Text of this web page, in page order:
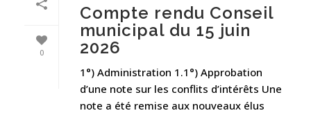
0
Compte rendu Conseil
municipal du 15 juin
2026
1°) Administration 1.1°) Approbation
d’une note sur les conflits d’intérêts Une
note a été remise aux nouveaux élus